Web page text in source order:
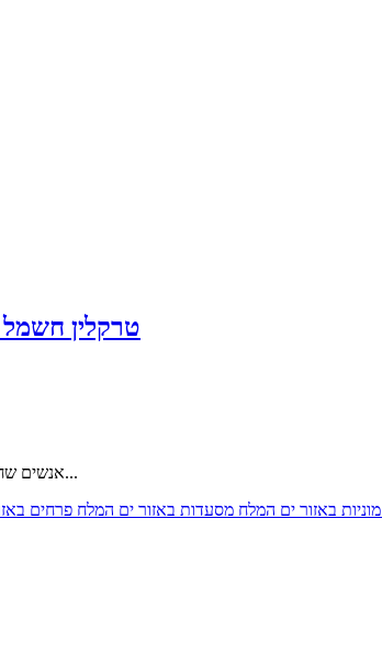
טרקלין
אנשים שחיפשו טרקלין חשמל באזור ים המלח חיפשו גם...
מוניות באזור ים המלח מסעדות באזור ים המלח פרחים